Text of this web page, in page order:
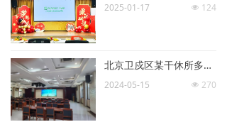
넶 124
2025-01-17
北京卫戍区某干休所多功能厅所选用Perfect Pure音响系统
넶 270
2024-05-15